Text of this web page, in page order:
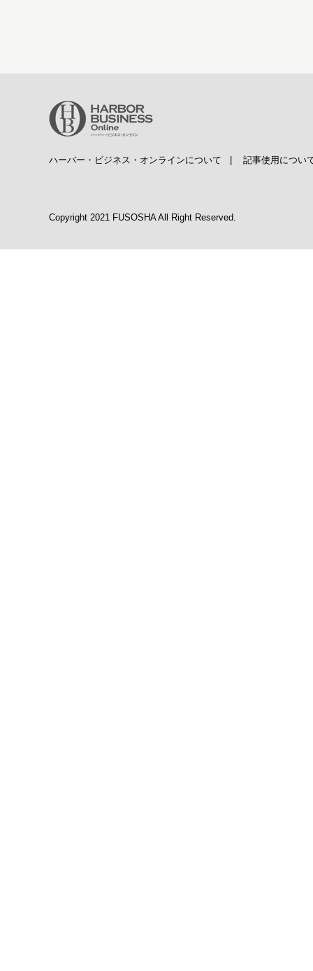
ハーバー・ビジネス・オンラインについて 記事使用につい
Copyright 2021 FUSOSHA All Right Reserved.